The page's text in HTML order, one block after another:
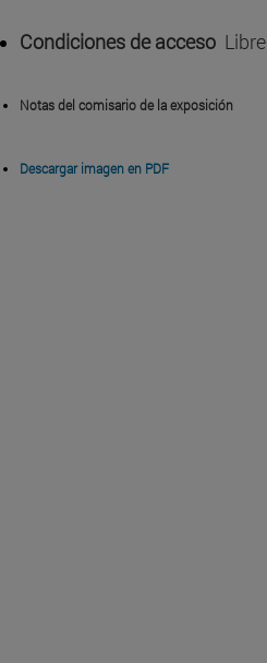
Condiciones de acceso Libre
Notas del comisario de la exposición
Descargar imagen en PDF